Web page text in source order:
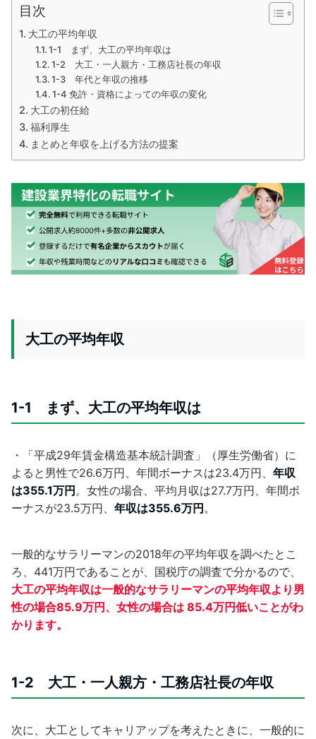
目次
大工の平均年収
1-1 まず、大工の平均年収は
1-2 大工・一人親方・工務店社長の年収
1-3 年代と年収の推移
1-4 免許・資格によっての年収の変化
大工の初任給
福利厚生
まとめと年収を上げる方法の提案
大工の平均年収
1-1 まず、大工の平均年収は
・「平成29年賃金構造基本統計調査」（厚生労働省）に
よると男性で26.6万円、年間ボーナスは23.4万円、 年収
は355.1万円 。女性の場合、平均月収は27.7万円、年間ボ
ーナスが23.5万円、 年収は355.6万円 。
一般的なサラリーマンの2018年の平均年収を調べたとこ
ろ、441万円であることが、国税庁の調査で分かるので、
大工の平均年収は一般的なサラリーマンの平均年収より男
性の場合85.9万円、女性の場合は 85.4万円低いことがわ
かります。
1-2 大工・一人親方・工務店社長の年収
次に、大工としてキャリアップを考えたときに、一般的に